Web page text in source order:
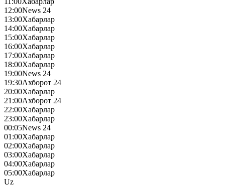
12:00News 24
13:00Хабарлар
14:00Хабарлар
15:00Хабарлар
16:00Хабарлар
17:00Хабарлар
18:00Хабарлар
19:00News 24
19:30Ахборот 24
20:00Хабарлар
21:00Ахборот 24
22:00Хабарлар
23:00Хабарлар
00:05News 24
01:00Хабарлар
02:00Хабарлар
03:00Хабарлар
04:00Хабарлар
05:00Хабарлар
Uz